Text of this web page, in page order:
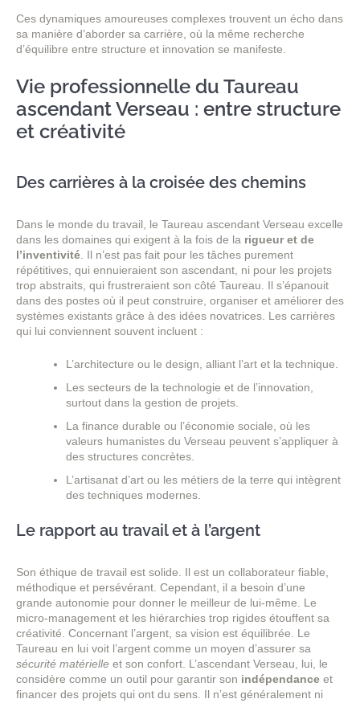
Ces dynamiques amoureuses complexes trouvent un écho dans
sa manière d’aborder sa carrière, où la même recherche
d’équilibre entre structure et innovation se manifeste.
Vie professionnelle du Taureau
ascendant Verseau : entre structure
et créativité
Des carrières à la croisée des chemins
Dans le monde du travail, le Taureau ascendant Verseau excelle
dans les domaines qui exigent à la fois de la rigueur et de
l’inventivité . Il n’est pas fait pour les tâches purement
répétitives, qui ennuieraient son ascendant, ni pour les projets
trop abstraits, qui frustreraient son côté Taureau. Il s’épanouit
dans des postes où il peut construire, organiser et améliorer des
systèmes existants grâce à des idées novatrices. Les carrières
qui lui conviennent souvent incluent :
L’architecture ou le design, alliant l’art et la technique.
Les secteurs de la technologie et de l’innovation,
surtout dans la gestion de projets.
La finance durable ou l’économie sociale, où les
valeurs humanistes du Verseau peuvent s’appliquer à
des structures concrètes.
L’artisanat d’art ou les métiers de la terre qui intègrent
des techniques modernes.
Le rapport au travail et à l’argent
Son éthique de travail est solide. Il est un collaborateur fiable,
méthodique et persévérant. Cependant, il a besoin d’une
grande autonomie pour donner le meilleur de lui-même. Le
micro-management et les hiérarchies trop rigides étouffent sa
créativité. Concernant l’argent, sa vision est équilibrée. Le
Taureau en lui voit l’argent comme un moyen d’assurer sa
sécurité matérielle et son confort. L’ascendant Verseau, lui, le
considère comme un outil pour garantir son indépendance et
financer des projets qui ont du sens. Il n’est généralement ni